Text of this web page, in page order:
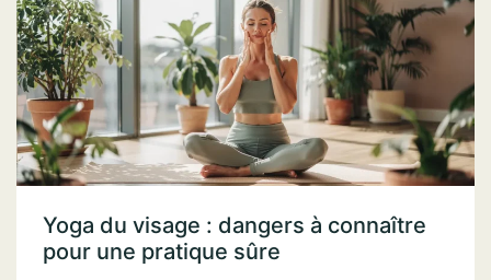
Yoga du visage : dangers à connaître
pour une pratique sûre